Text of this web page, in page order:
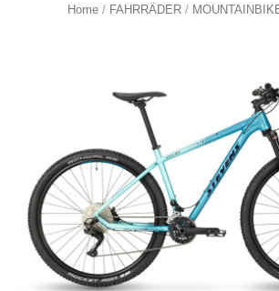
Home/ FAHRRÄDER/